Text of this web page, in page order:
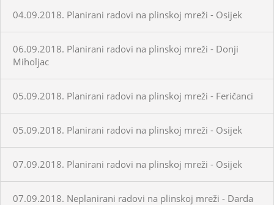
04.09.2018. Planirani radovi na plinskoj mreži - Osijek
06.09.2018. Planirani radovi na plinskoj mreži - Donji
Miholjac
05.09.2018. Planirani radovi na plinskoj mreži - Feričanci
05.09.2018. Planirani radovi na plinskoj mreži - Osijek
07.09.2018. Planirani radovi na plinskoj mreži - Osijek
07.09.2018. Neplanirani radovi na plinskoj mreži - Darda